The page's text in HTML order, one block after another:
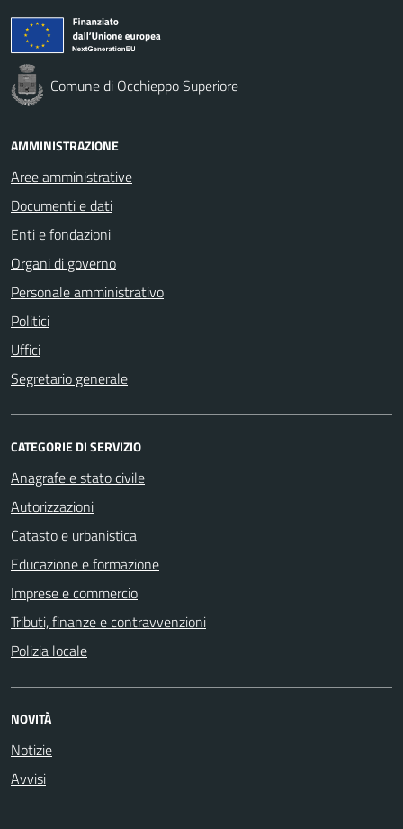
Comune di Occhieppo Superiore
AMMINISTRAZIONE
Aree amministrative
Documenti e dati
Enti e fondazioni
Organi di governo
Personale amministrativo
Politici
Uffici
Segretario generale
CATEGORIE DI SERVIZIO
Anagrafe e stato civile
Autorizzazioni
Catasto e urbanistica
Educazione e formazione
Imprese e commercio
Tributi, finanze e contravvenzioni
Polizia locale
NOVITÀ
Notizie
Avvisi